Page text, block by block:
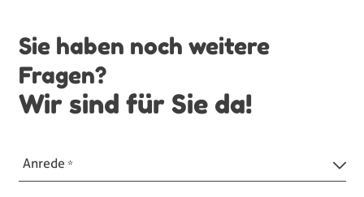
Sie haben noch weitere
Fragen?
Wir sind für Sie da!
Anrede